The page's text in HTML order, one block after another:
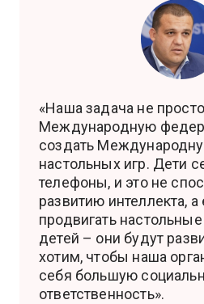
«Наша задача не
Международную
создать
настольных игр. Дети
телефоны, и это не
развитию интеллекта,
продвигать
детей – они будут
хотим, чтобы наша
себя большую
ответственность».